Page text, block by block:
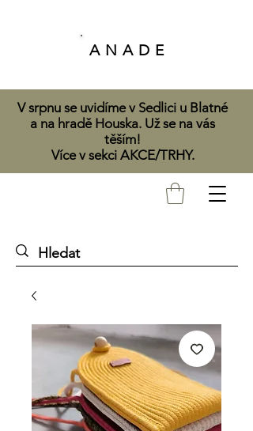
V srpnu se uvidíme v Sedlici u Blatné
a na hradě Houska. Už se na vás
těším!
Více v sekci AKCE/TRHY.
A N A D E